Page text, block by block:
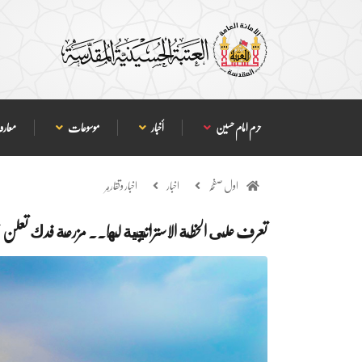
حرم امام حسین أخبار موسوعات
اول صفحہ اخبار اخبار وتقارير
تعرف على الخطة الاستراتيجية لها.. مزرعة فدك تعلن عن زراعة (26000) نخلة من أجود